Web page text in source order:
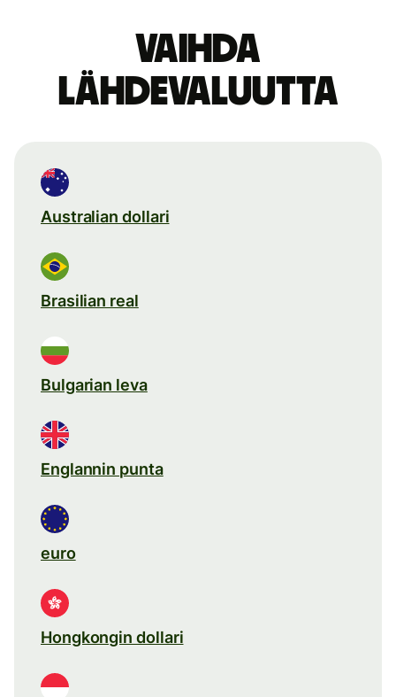
Vaihda
lähdevaluutta
Australian dollari
Brasilian real
Bulgarian leva
Englannin punta
euro
Hongkongin dollari